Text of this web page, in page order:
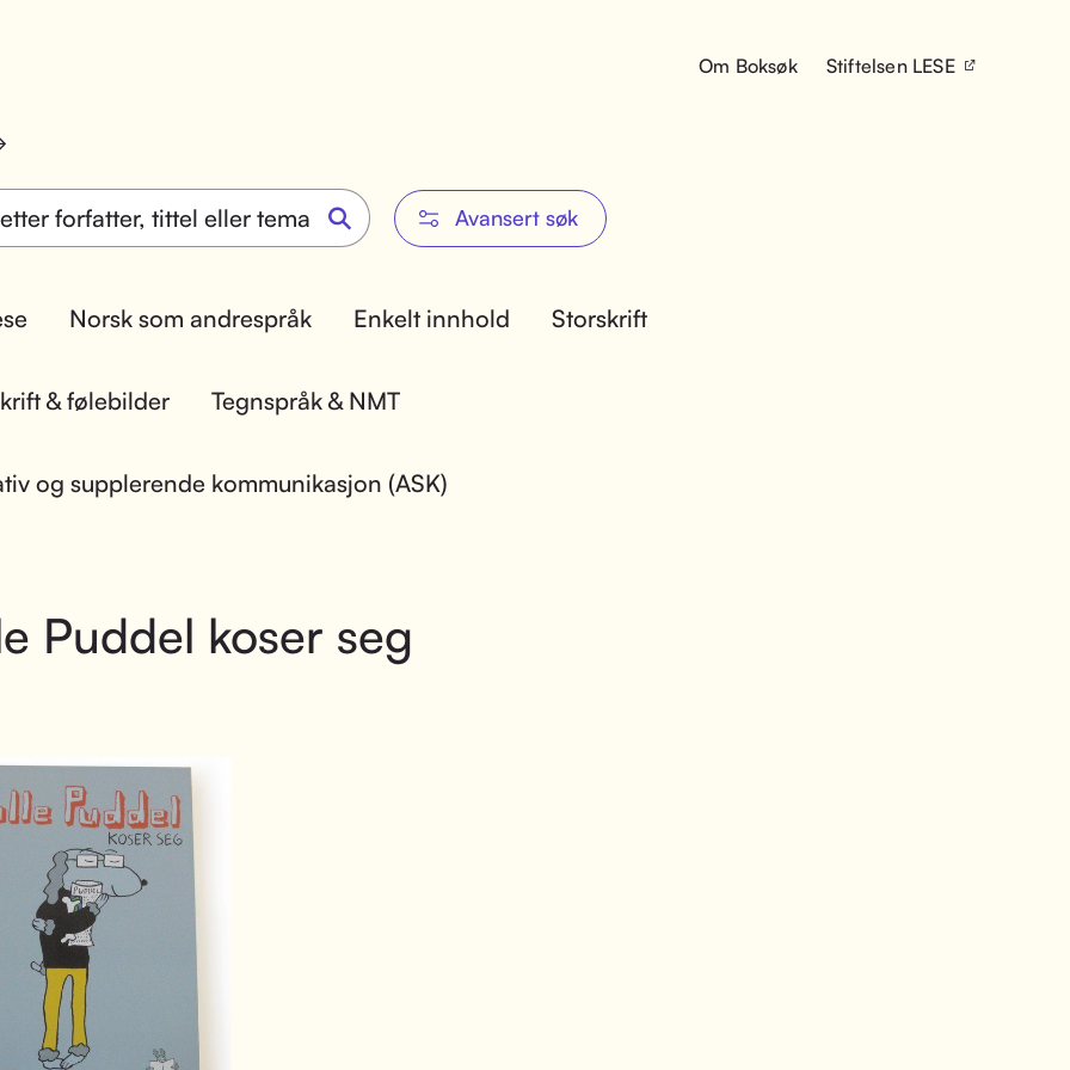
Om Boksøk Stiftelsen LESE
Avansert søk
Norsk som andrespråk Enkelt innhold Storskrift
& følebilder Tegnspråk & NMT
og supplerende kommunikasjon (ASK)
Puddel koser seg